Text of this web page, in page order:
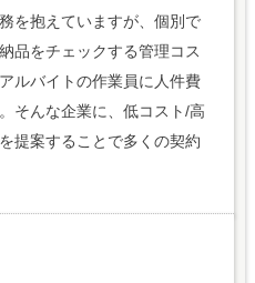
を抱えていますが、個別で
品をチェックする管理コス
ルバイトの作業員に人件費
そんな企業に、低コスト/高
提案することで多くの契約